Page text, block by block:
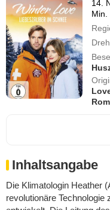
14.
Min.
Inhaltsangabe
Die Klimatologin Heather
revolutionäre